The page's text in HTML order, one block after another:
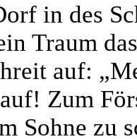
in des
Traum
auf:
Zum
Sohne zu